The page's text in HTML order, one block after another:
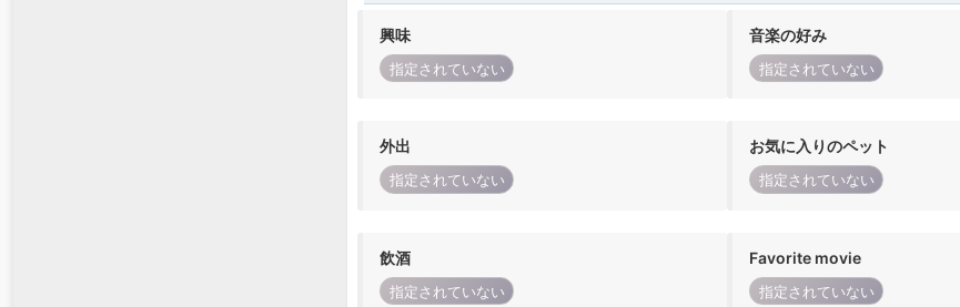
興味
指定されていない
音楽の好み
指定されていない
外出
指定されていない
お気に入りのペット
指定されていない
飲酒
指定されていない
Favorite movie
指定されていない